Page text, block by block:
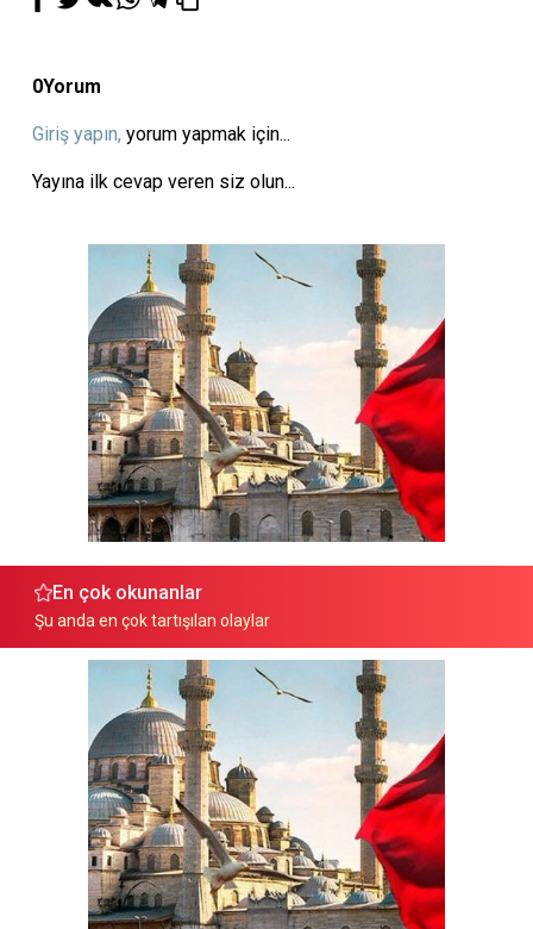
0Yorum
Giriş yapın, yorum yapmak için...
Yayına ilk cevap veren siz olun...
En çok okunanlar
Şu anda en çok tartışılan olaylar